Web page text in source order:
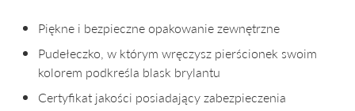
Piękne i bezpieczne opakowanie zewnętrzne
Pudełeczko, w którym wręczysz pierścionek swoim
kolorem podkreśla blask brylantu
Certyfikat jakości posiadający zabezpieczenia